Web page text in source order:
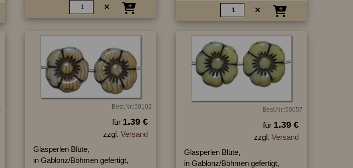
Best.Nr.:50102
für 1.39 €
zzgl. Versand
Glasperlen Blüte,
in Gablonz/Böhmen gefertigt,
Best.Nr.:50057
für 1.39 €
zzgl. Versand
Glasperlen Blüte,
in Gablonz/Böhmen gefertigt,